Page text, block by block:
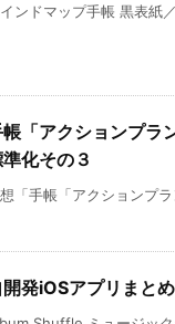
ンドマップ手帳 黒表紙
帳「アクションプ
化その３
「手帳「アクションプ
開発iOSアプリまとめ